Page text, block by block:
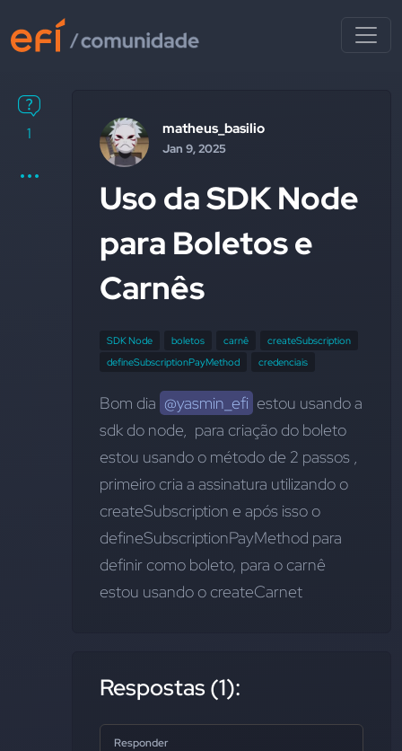
1 matheus_basilio
Jan 9, 2025
Uso da SDK Node
para Boletos e
Carnês
SDK Node boletos carnê
createSubscription
defineSubscriptionPayMethod
credenciais
Bom dia @yasmin_efi estou usando a
sdk do node,  para criação do boleto
estou usando o método de 2 passos ,
primeiro cria a assinatura utilizando o
createSubscription e após isso o
defineSubscriptionPayMethod para
definir como boleto, para o carnê
estou usando o createCarnet
Respostas (1):
Responder